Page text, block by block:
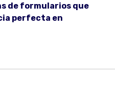
de formularios que
perfecta en